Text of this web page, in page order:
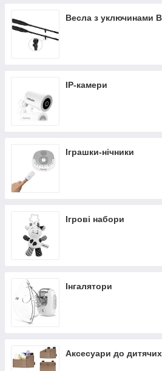
Весла з уключинами
IP-камери
Іграшки-нічники
Ігрові набори
Інгалятори
Аксесуари до